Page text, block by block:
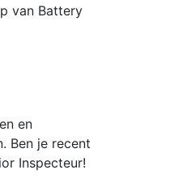
van Battery
en
Ben je recent
Inspecteur!